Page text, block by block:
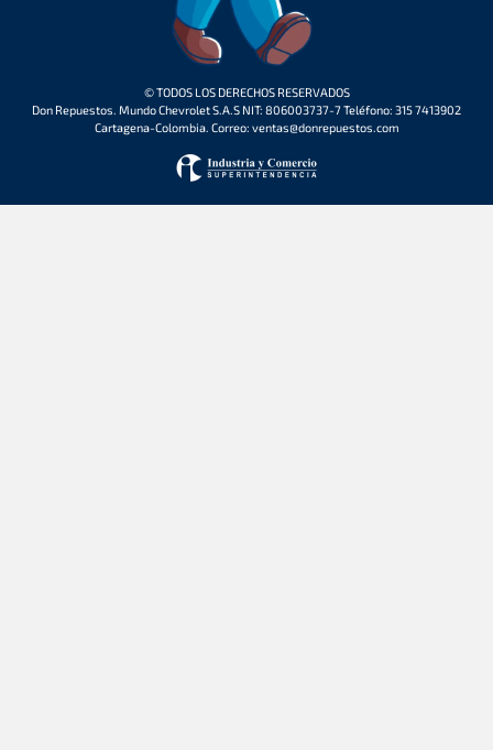
© TODOS LOS DERECHOS RESERVADOS
Don Repuestos. Mundo Chevrolet S.A.S NIT: 806003737-7 Teléfono: 315 7413902
Cartagena-Colombia. Correo: ventas@donrepuestos.com